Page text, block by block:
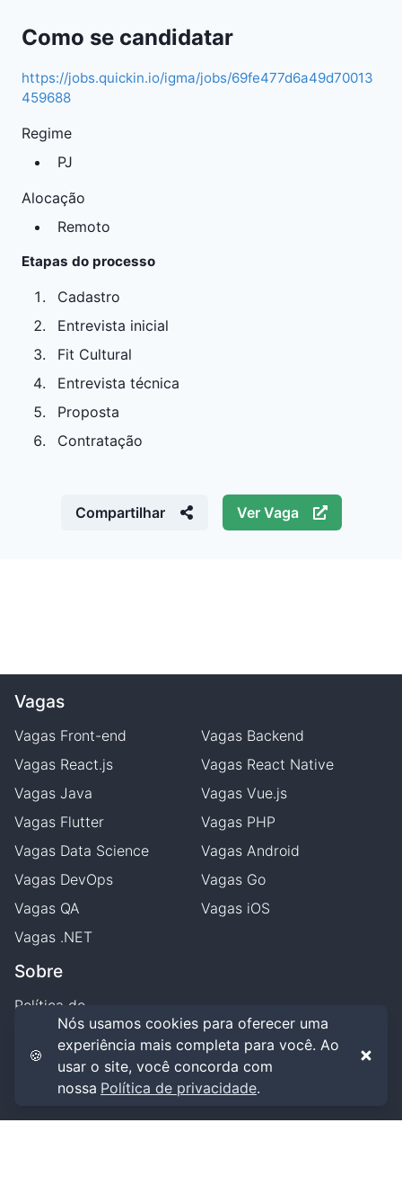
Como se candidatar
https://jobs.quickin.io/igma/jobs/69fe477d6a49d70013
459688
Regime
PJ
Alocação
Remoto
Etapas do processo
Cadastro
Entrevista inicial
Fit Cultural
Entrevista técnica
Proposta
Contratação
Compartilhar Ver Vaga
Vagas
Vagas Front-end Vagas Backend
Vagas React.js Vagas React Native
Vagas Java Vagas Vue.js
Vagas Flutter Vagas PHP
Vagas Data Science Vagas Android
Vagas DevOps Vagas Go
Vagas QA Vagas iOS
Vagas .NET
Sobre
Política de
privacidade
Termos de uso
getVagas,2026
🍪
Nós usamos cookies para oferecer uma
experiência mais completa para você. Ao
usar o site, você concorda com
nossa Política de privacidade.